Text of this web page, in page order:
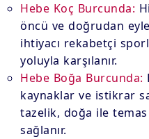
Hebe Koç Burcunda:
öncü ve doğrudan
ihtiyacı rekabetçi
yoluyla karşılanır.
Hebe Boğa Burcunda:
kaynaklar ve istikrar
tazelik, doğa ile
sağlanır.